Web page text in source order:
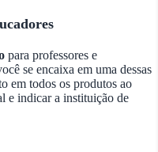
para professores e
se encaixa em uma dessas
em todos os produtos ao
e indicar a instituição de